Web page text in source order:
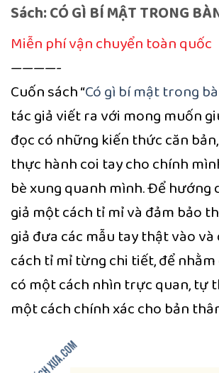
Sách: CÓ GÌ BÍ MẬT TRONG
Miễn phí vận chuyển toàn quốc
————-
Cuốn sách “Có gì bí mật trong
tác giả viết ra với mong muốn
đọc có những kiến thức căn
thực hành coi tay cho chính
bè xung quanh mình. Để hướng
giả một cách tỉ mỉ và đảm bảo
giả đưa các mẫu tay thật vào
cách tỉ mỉ từng chi tiết, để
có một cách nhìn trực quan, tự
một cách chính xác cho bản